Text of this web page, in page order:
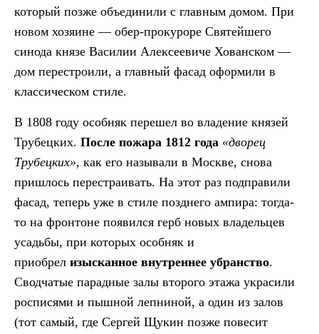
который позже объединили с главным домом. При
новом хозяине — обер-прокуроре Святейшего
синода князе Василии Алексеевиче Хованском —
дом перестроили, а главный фасад оформили в
классическом стиле.
В 1808 году особняк перешел во владение князей
Трубецких. После пожара 1812 года «дворец
Трубецких», как его называли в Москве, снова
пришлось перестраивать. На этот раз подправили
фасад, теперь уже в стиле позднего ампира: тогда-
то на фронтоне появился герб новых владельцев
усадьбы, при которых особняк и
приобрел изысканное внутреннее убранство.
Сводчатые парадные залы второго этажа украсили
росписями и пышной лепниной, а один из залов
(тот самый, где Сергей Щукин позже повесит